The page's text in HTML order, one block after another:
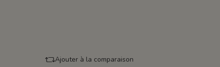
Ajouter à la comparaison